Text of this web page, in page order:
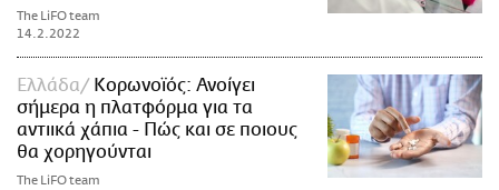
The LiFO team
14.2.2022
Ελλάδα
Κορωνοϊός: Ανοίγει
σήμερα η πλατφόρμα για τα
αντιικά χάπια - Πώς και σε ποιους
θα χορηγούνται
The LiFO team